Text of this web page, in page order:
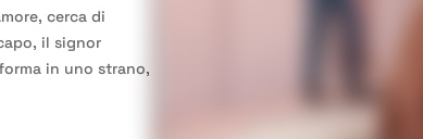
cerca di
il signor
in uno strano,